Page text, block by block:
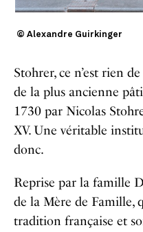
© Alexandre Guirkinger
Stohrer, ce n’est rien
de la plus ancienne
1730 par Nicolas
XV. Une véritable
donc.
Reprise par la famille
de la Mère de Famille,
tradition française et